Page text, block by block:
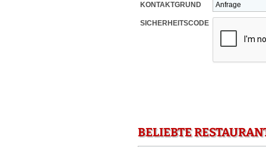
KONTAKTGRUND
SICHERHEITSCODE
BELIEBTE